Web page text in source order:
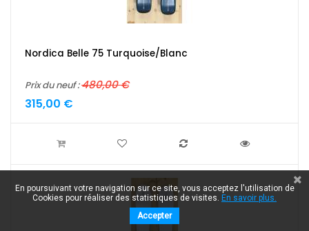
Nordica Belle 75 Turquoise/blanc
Prix du neuf :480,00 €
315,00 €
En poursuivant votre navigation sur ce site, vous acceptez l'utilisation de
Cookies pour réaliser des statistiques de visites. En savoir plus.
Accepter